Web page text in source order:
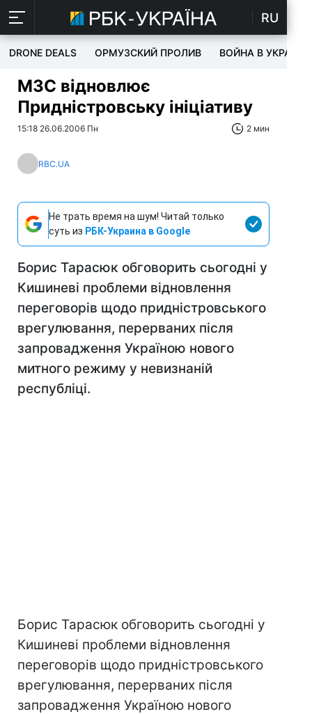
RU
DRONE DEALS ОРМУЗСКИЙ ПРОЛИВ ВОЙНА В УКРАИНЕ
МЗС відновлює
Придністровську ініціативу
15:18 26.06.2006 Пн 2 мин
RBC.UA
Не трать время на шум! Читай только
суть из РБК-Украина в Google
Борис Тарасюк обговорить сьогодні у
Кишиневі проблеми відновлення
переговорів щодо придністровського
врегулювання, перерваних після
запровадження Україною нового
митного режиму у невизнаній
республіці.
Борис Тарасюк обговорить сьогодні у
Кишиневі проблеми відновлення
переговорів щодо придністровського
врегулювання, перерваних після
запровадження Україною нового